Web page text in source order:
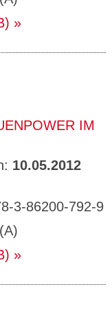
IM
10.05.2012
3-86200-792-9